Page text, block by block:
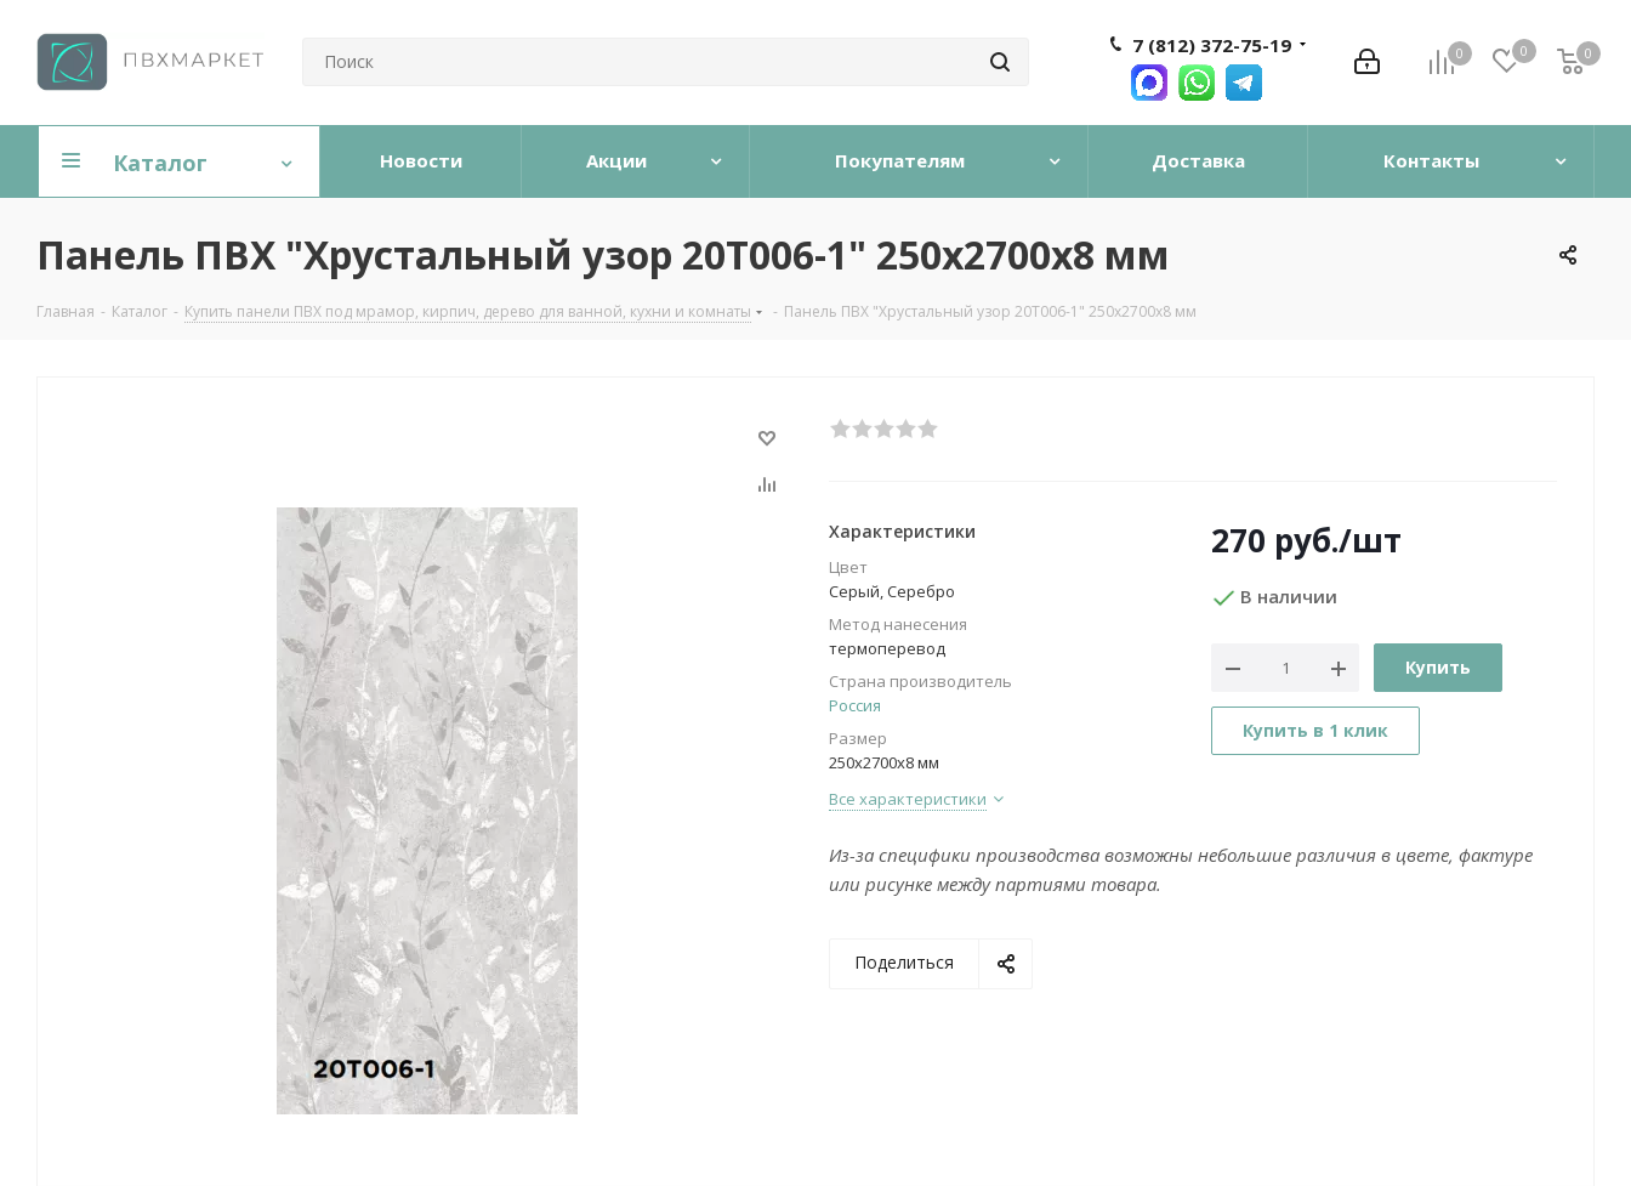
0 0 0
0
7 (812) 372-75-19
Каталог Новости Акции Покупателям Доставка Контакты
Панель ПВХ "Хрустальный узор 20T006-1" 250х2700х8 мм
Главная - Каталог - Купить панели ПВХ под мрамор, кирпич, дерево для ванной, кухни и комнаты - Панель ПВХ "Хрустальный узор 20T006-1" 250х2700х8 мм
Характеристики
Цвет
Серый, Серебро
Метод нанесения
термоперевод
Страна производитель
Россия
Размер
250х2700х8 мм
Все характеристики
270 руб./шт
В наличии
Купить
Купить в 1 клик
Из-за специфики производства возможны небольшие различия в цвете, фактуре
или рисунке между партиями товара.
Поделиться